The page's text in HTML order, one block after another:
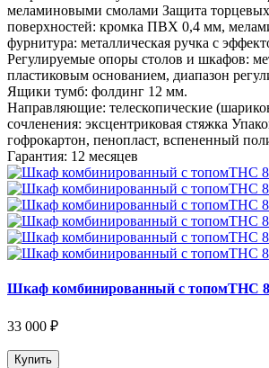
меламиновыми смолами Защита торцевых
поверхностей: кромка ПВХ 0,4 мм,
фурнитура: металлическая ручка с
Регулируемые опоры столов и шкафов:
пластиковым основанием, диапазон
Ящики тумб: фолдинг 12 мм.
Направляющие: телескопические
сочленения: эксцентриковая стяжка
гофрокартон, пенопласт, вспененный
Гарантия: 12 месяцев
Шкаф комбинированный с топомTHC
33 000 ₽
Купить